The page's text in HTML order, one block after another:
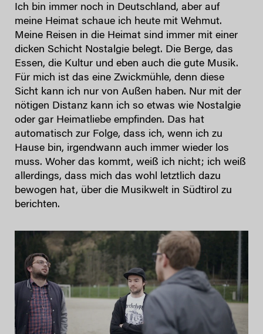
Ich bin immer noch in Deutschland, aber auf
meine Heimat schaue ich heute mit Wehmut.
Meine Reisen in die Heimat sind immer mit einer
dicken Schicht Nostalgie belegt. Die Berge, das
Essen, die Kultur und eben auch die gute Musik.
Für mich ist das eine Zwickmühle, denn diese
Sicht kann ich nur von Außen haben. Nur mit der
nötigen Distanz kann ich so etwas wie Nostalgie
oder gar Heimatliebe empfinden. Das hat
automatisch zur Folge, dass ich, wenn ich zu
Hause bin, irgendwann auch immer wieder los
muss. Woher das kommt, weiß ich nicht; ich weiß
allerdings, dass mich das wohl letztlich dazu
bewogen hat, über die Musikwelt in Südtirol zu
berichten.